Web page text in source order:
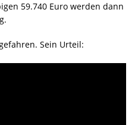
59.740 Euro werden dann
Sein Urteil: